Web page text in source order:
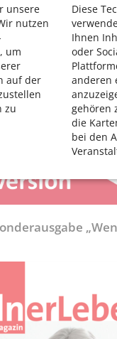
unsere
nutzen
um
auf der
zu
Diese
Ihnen
oder
anderen
gehören
die
bei den